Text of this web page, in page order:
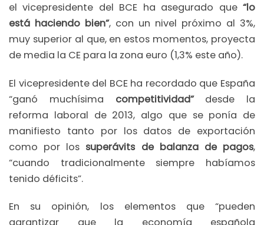
el vicepresidente del BCE ha asegurado que“lo
está haciendo bien”, con un nivel próximo al 3%,
muy superior al que, en estos momentos, proyecta
de media la CE para la zona euro (1,3% este año).
El vicepresidente del BCE ha recordado que España
“ganó muchísima competitividad”desde la
reforma laboral de 2013, algo que se ponía de
manifiesto tanto por los datos de exportación
como por los superávits de balanza de pagos,
“cuando tradicionalmente siempre habíamos
tenido déficits”.
En su opinión, los elementos que “pueden